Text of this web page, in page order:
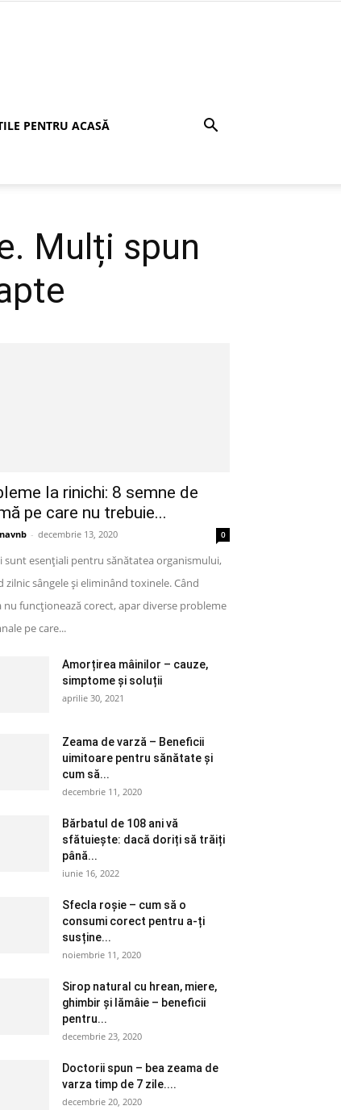
PENTRU ACASĂ
Mulți spun
la rinichi: 8 semne de
pe care nu trebuie...
- decembrie 13, 2020 0
sunt esențiali pentru sănătatea organismului,
zilnic sângele și eliminând toxinele. Când
nu funcționează corect, apar diverse probleme
pe care...
Amorțirea mâinilor – cauze,
simptome și soluții
aprilie 30, 2021
Zeama de varză – Beneficii
uimitoare pentru sănătate și
cum să...
decembrie 11, 2020
Bărbatul de 108 ani vă
sfătuiește: dacă doriți să trăiți
până...
iunie 16, 2022
Sfecla roșie – cum să o
consumi corect pentru a-ți
susține...
noiembrie 11, 2020
Sirop natural cu hrean, miere,
ghimbir și lămâie – beneficii
pentru...
decembrie 23, 2020
Doctorii spun – bea zeama de
varza timp de 7 zile....
decembrie 20, 2020